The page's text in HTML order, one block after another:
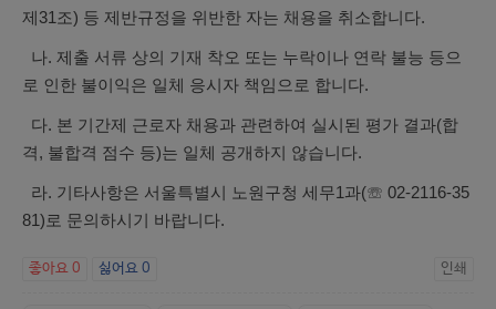
제31조) 등 제반규정을 위반한 자는 채용을 취소합니다.
나. 제출 서류 상의 기재 착오 또는 누락이나 연락 불능 등으
로 인한 불이익은 일체 응시자 책임으로 합니다.
다. 본 기간제 근로자 채용과 관련하여 실시된 평가 결과(합
격, 불합격 점수 등)는 일체 공개하지 않습니다.
라. 기타사항은 서울특별시 노원구청 세무1과(☏ 02-2116-35
81)로 문의하시기 바랍니다.
좋아요 0 싫어요 0 인쇄